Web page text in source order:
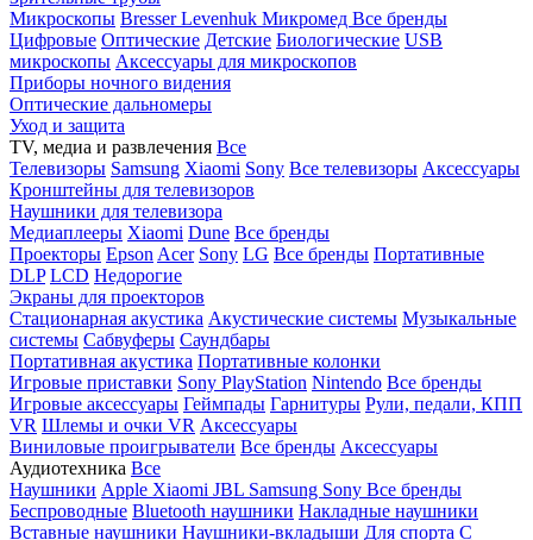
Микроскопы BresserLevenhuk Микромед Все бренды
Цифровые Оптические Детские Биологические USB
микроскопы Аксессуары для микроскопов
Приборы ночного видения
Оптические дальномеры
Уход и защита
TV, медиа и развлечения Все
Телевизоры Samsung Xiaomi Sony Все телевизоры Аксессуары
Кронштейны для телевизоров
Наушники для телевизора
Медиаплееры Xiaomi Dune Все бренды
Проекторы Epson Acer Sony LG Все бренды Портативные
DLP LCD Недорогие
Экраны для проекторов
Стационарная акустика Акустические системы Музыкальные
системы Сабвуферы Саундбары
Портативная акустика Портативные колонки
Игровые приставки Sony PlayStation Nintendo Все бренды
Игровые аксессуары Геймпады Гарнитуры Рули, педали, КПП
VR Шлемы и очки VR Аксессуары
Виниловые проигрыватели Все бренды Аксессуары
Аудиотехника Все
Наушники Apple Xiaomi JBL Samsung Sony Все бренды
Беспроводные Bluetooth наушники Накладные наушники
Вставные наушники Наушники-вкладыши Для спорта С